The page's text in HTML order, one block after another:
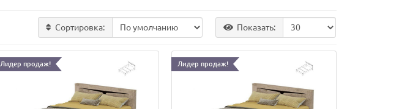
Сортировка: Показать:
Лидер продаж! Лидер продаж!